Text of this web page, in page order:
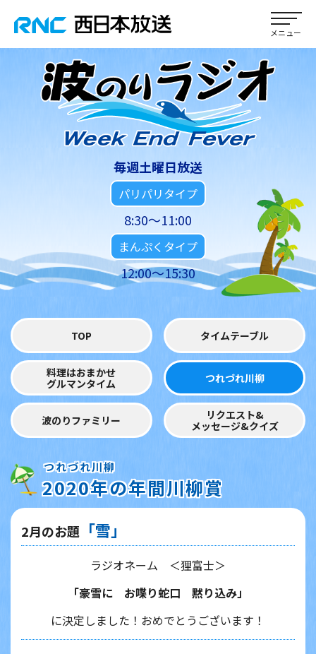
毎週土曜日放送
パリパリタイプ
8:30～11:00
まんぷくタイプ
12:00～15:30
TOP タイムテーブル
料理はおまかせ
グルマンタイム
つれづれ川柳
波のりファミリー
リクエスト&
メッセージ&クイズ
つれづれ川柳
2020年の年間川柳賞
2月のお題 「雪」
ラジオネーム ＜狸富士＞
「豪雪に お喋り蛇口 黙り込み」
に決定しました！おめでとうございます！